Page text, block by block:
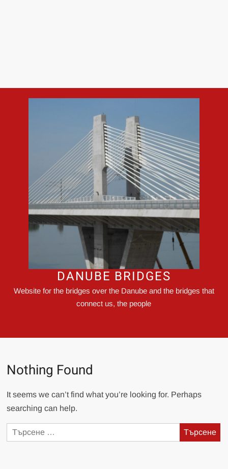
DANUBE BRIDGES
Website for the bridges over the Danube and the bridges that
connect us, the people
Nothing Found
It seems we can’t find what you’re looking for. Perhaps
searching can help.
Търсене
за: